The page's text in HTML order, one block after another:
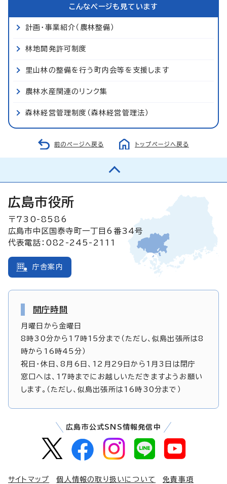
こんなページも見ています
計画・事業紹介（農林整備）
林地開発許可制度
里山林の整備を行う町内会等を支援します
農林水産関連のリンク集
森林経営管理制度（森林経営管理法）
前のページへ戻る トップページへ戻る
広島市役所
〒730-8586
広島市中区国泰寺町一丁目6番34号
代表電話：082-245-2111
庁舎案内
開庁時間
月曜日から金曜日
8時30分から17時15分まで（ただし、似島出張所は8
時から16時45分）
祝日・休日、8月6日、12月29日から1月3日は閉庁
窓口へは、17時までにお越しいただきますようお願い
します。（ただし、似島出張所は16時30分まで）
広島市公式SNS情報発信中
サイトマップ 個人情報の取り扱いについて 免責事項